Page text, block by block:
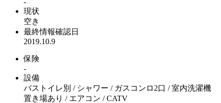
-
現状
空き
最終情報確認日
2019.10.9
保険
-
設備
バストイレ別 / シャワー / ガスコンロ2口 / 室内洗濯機
置き場あり / エアコン / CATV